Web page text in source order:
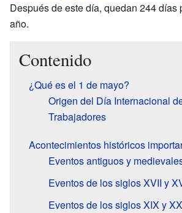
Después de este día, quedan 244 días
año.
Contenido
¿Qué es el 1 de mayo?
Origen del Día Internacional
Trabajadores
Acontecimientos históricos
Eventos antiguos y
Eventos de los siglos XVII y
Eventos de los siglos XIX y XX